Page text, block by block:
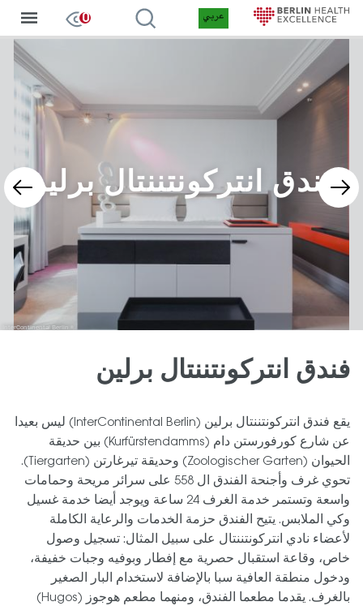
تجاوز
إلى
المحتوى
الرئيسي
Arabic
0 إدخالات
InterContinental Berlin
فندق انتركونتننتال برلين
فندق انتركونتننتال برلين
يقع فندق انتركونتننتال برلين (InterContinental Berlin) ليس بعيدا
عن شارع كورفورستن دام (Kurfürstendamms) بين حديقة
الحيوان (Zoologischer Garten) وحديقة تيرغارتن (Tiergarten).
تحوي غرف وأجنحة الفندق ال 558 على سرائر مريحة وحمامات
واسعة وتستمر خدمة الغرف 24 ساعة ويوجد أيضا خدمة غسيل
وكي الملابس. يتيح الفندق حزمة الخدمات والرعاية الكاملة
لأعضاء نادي انتركونتننتال على سبيل المثال: تسجيل وصول
خاص، وقاعة استقبال حصرية مع إفطار وبوفيه وجبات خفيفة،
ودخول منطقة العافية سبا بالإضافة لاستخدام البار الصغير
بالغرف. يقدما مطعما الفندق، ومنهما مطعم هوجوز (Hugos)